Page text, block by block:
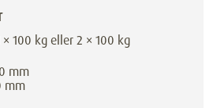
100 kg eller 2 × 100 kg
mm
mm